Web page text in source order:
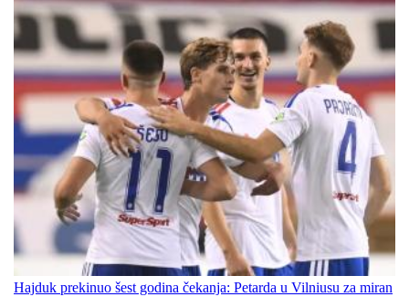
Hajduk prekinuo šest godina čekanja: Petarda u Vilniusu za miran